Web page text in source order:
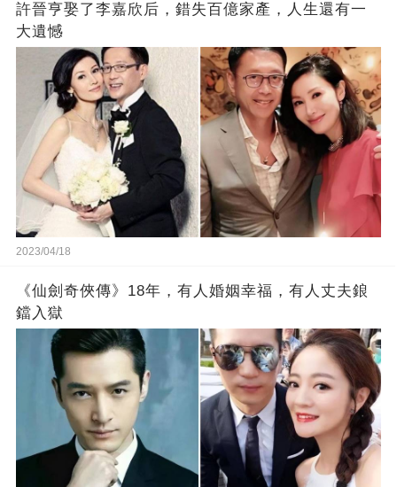
許晉亨娶了李嘉欣后，錯失百億家產，人生還有一
大遺憾
2023/04/18
《仙劍奇俠傳》18年，有人婚姻幸福，有人丈夫鋃
鐺入獄